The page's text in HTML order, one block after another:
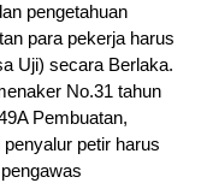
pengetahuan
para pekerja harus
Uji) secara Berlaka.
No.31 tahun
Pembuatan,
petir harus